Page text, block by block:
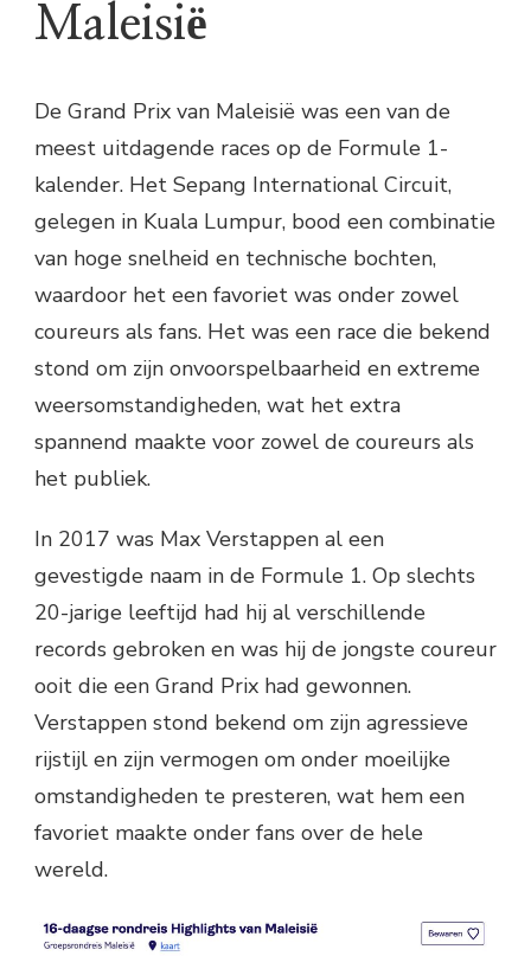
Maleisië
De Grand Prix van Maleisië was een van de
meest uitdagende races op de Formule 1-
kalender. Het Sepang International Circuit,
gelegen in Kuala Lumpur, bood een combinatie
van hoge snelheid en technische bochten,
waardoor het een favoriet was onder zowel
coureurs als fans. Het was een race die bekend
stond om zijn onvoorspelbaarheid en extreme
weersomstandigheden, wat het extra
spannend maakte voor zowel de coureurs als
het publiek.
In 2017 was Max Verstappen al een
gevestigde naam in de Formule 1. Op slechts
20-jarige leeftijd had hij al verschillende
records gebroken en was hij de jongste coureur
ooit die een Grand Prix had gewonnen.
Verstappen stond bekend om zijn agressieve
rijstijl en zijn vermogen om onder moeilijke
omstandigheden te presteren, wat hem een
favoriet maakte onder fans over de hele
wereld.